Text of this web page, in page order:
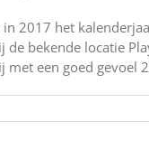
2017 het
de bekende locatie
met een goed gevoel